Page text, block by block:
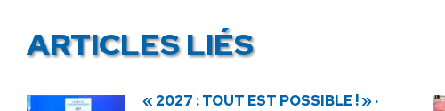
ARTICLES LIÉS
« 2027 : TOUT EST POSSIBLE ! » ·